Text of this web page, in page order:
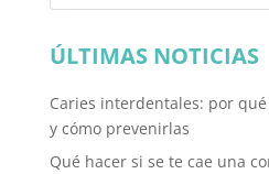
ÚLTIMAS NOTICIAS
Caries interdentales: por
y cómo prevenirlas
Qué hacer si se te cae una